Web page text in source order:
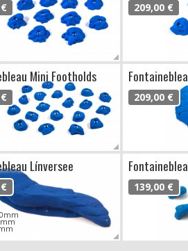
209,00 €
Mini Footholds
209,00 €
Línversee
139,00 €